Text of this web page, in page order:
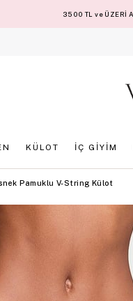
3500 TL ve ÜZERİ
KÜLOT İÇ GİYİM
Pamuklu V-String Külot